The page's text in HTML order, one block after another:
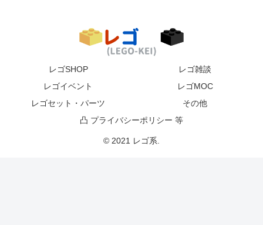
レゴSHOP
レゴ雑談
レゴイベント
レゴMOC
レゴセット・パーツ
その他
凸 プライバシーポリシー 等
© 2021 レゴ系.